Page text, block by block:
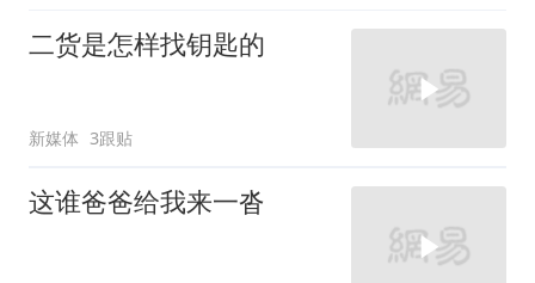
二货是怎样找钥匙的
新媒体 3跟贴
这谁爸爸给我来一沓